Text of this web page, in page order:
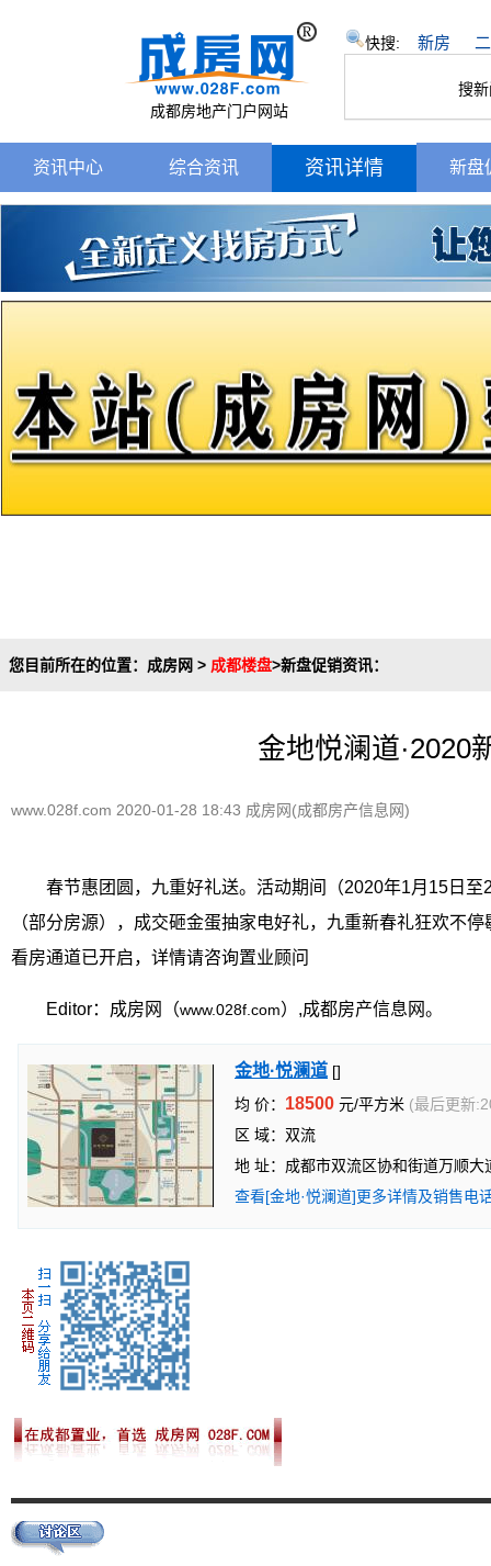
成都房地产门户网站
快搜: 新房
搜
资讯中心 综合资讯 资讯详情 新盘
您目前所在的位置： 成房网 > 成都楼盘>新盘促销资讯：
金地悦澜道·2020
www.028f.com 2020-01-28 18:43 成房网(成都房产信息网)
春节惠团圆，九重好礼送。活动期间（2020年1月15日
（部分房源），成交砸金蛋抽家电好礼，九重新春礼狂欢不
看房通道已开启，详情请咨询置业顾问
Editor：成房网（www.028f.com）,成都房产信息网。
金地·悦澜道 []
均 价： 18500 元/平方米 (最后更新
区 域：双流
地 址：成都市双流区协和街道万顺大
查看[金地·悦澜道]更多详情及销售电